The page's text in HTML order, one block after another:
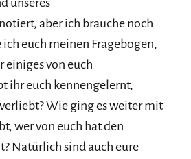
aber ich brauche noch
euch meinen Fragebogen,
einiges von euch
ihr euch kennengelernt,
Wie ging es weiter mit
wer von euch hat den
Natürlich sind auch eure